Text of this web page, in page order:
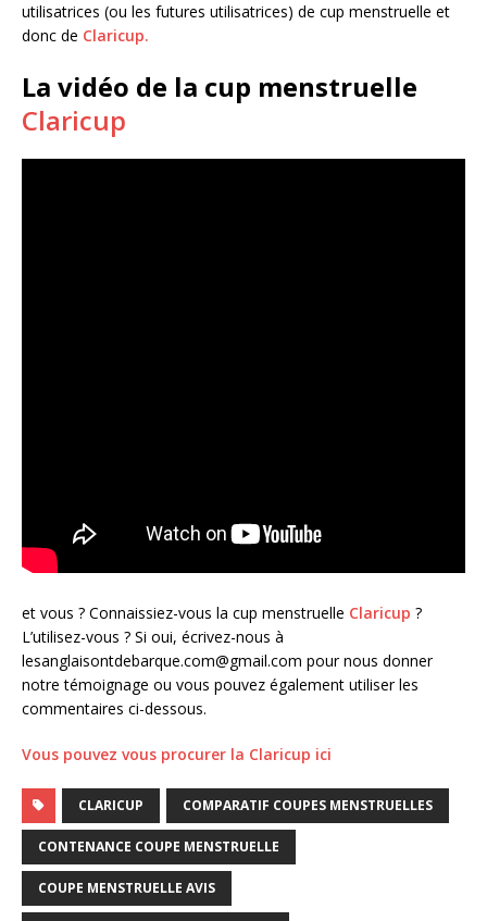
utilisatrices (ou les futures utilisatrices) de cup menstruelle et
donc de Claricup.
La vidéo de la cup menstruelle
Claricup
et vous ? Connaissiez-vous la cup menstruelle Claricup ?
L’utilisez-vous ? Si oui, écrivez-nous à
lesanglaisontdebarque.com@gmail.com pour nous donner
notre témoignage ou vous pouvez également utiliser les
commentaires ci-dessous.
Vous pouvez vous procurer la Claricup ici
CLARICUP COMPARATIF COUPES MENSTRUELLES
CONTENANCE COUPE MENSTRUELLE
COUPE MENSTRUELLE AVIS